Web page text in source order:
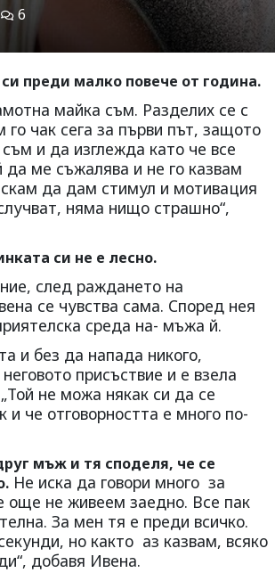
6
преди малко повече от година.
майка съм. Разделих се с
чак сега за първи път, защото
и да изглежда като че все
ме съжалява и не го казвам
да дам стимул и мотивация
няма нищо страшно“,
си не е лесно.
след раждането на
се чув­ства сама. Според нея
среда на- мъжа й.
и без да напада никого,
при­съствие и е взела
не можа някак си да се
и че отговор­ността е много по-
мъж и тя споделя, че се
Не иска да говори много за
още не живе­ем заедно. Все пак
За мен тя е преди всичко.
но както аз казвам, всяко
добавя Ивена.